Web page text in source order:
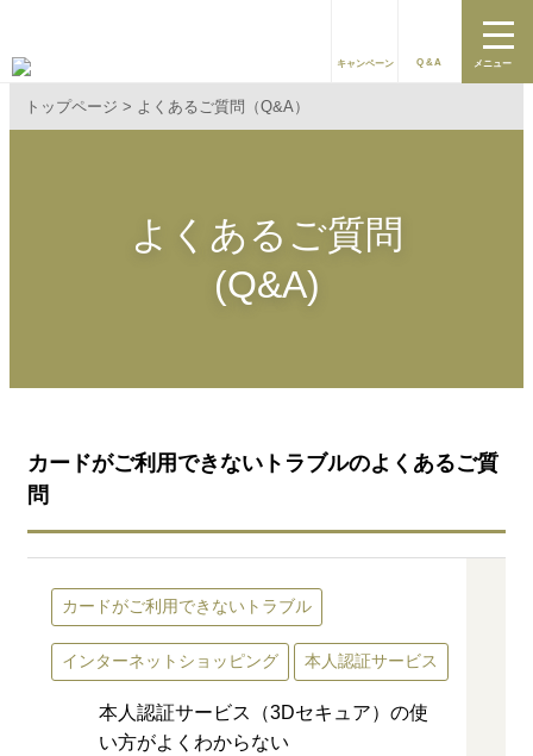
キャンペーン Q&A メニュー
トップページ よくあるご質問（Q&A）
よくあるご質問
(Q&A)
カードがご利用できないトラブルのよくあるご質
問
カードがご利用できないトラブル
インターネットショッピング 本人認証サービス
本人認証サービス（3Dセキュア）の使
い方がよくわからない